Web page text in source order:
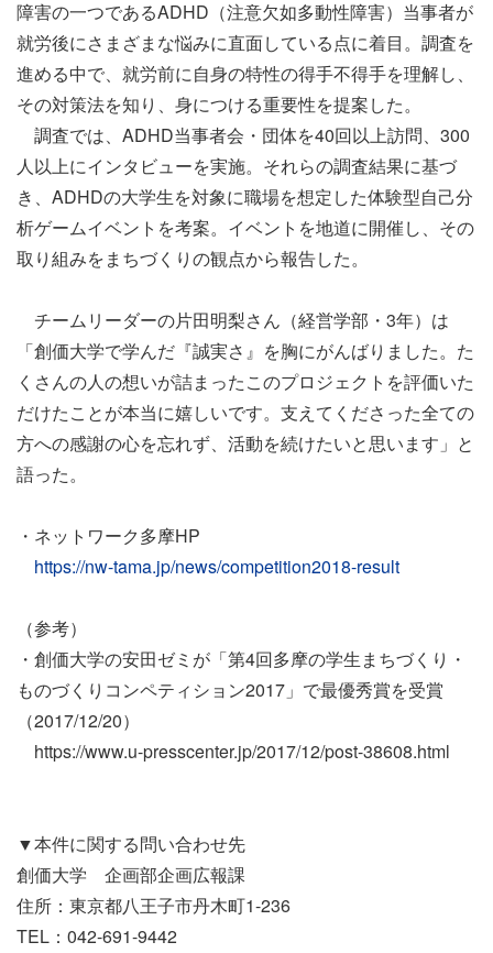
障害の一つであるADHD（注意欠如多動性障害）当事者が
就労後にさまざまな悩みに直面している点に着目。調査を
進める中で、就労前に自身の特性の得手不得手を理解し、
その対策法を知り、身につける重要性を提案した。
調査では、ADHD当事者会・団体を40回以上訪問、300
人以上にインタビューを実施。それらの調査結果に基づ
き、ADHDの大学生を対象に職場を想定した体験型自己分
析ゲームイベントを考案。イベントを地道に開催し、その
取り組みをまちづくりの観点から報告した。
チームリーダーの片田明梨さん（経営学部・3年）は
「創価大学で学んだ『誠実さ』を胸にがんばりました。た
くさんの人の想いが詰まったこのプロジェクトを評価いた
だけたことが本当に嬉しいです。支えてくださった全ての
方への感謝の心を忘れず、活動を続けたいと思います」と
語った。
・ネットワーク多摩HP
https://nw-tama.jp/news/competition2018-result
（参考）
・創価大学の安田ゼミが「第4回多摩の学生まちづくり・
ものづくりコンペティション2017」で最優秀賞を受賞
（2017/12/20）
https://www.u-presscenter.jp/2017/12/post-38608.html
▼本件に関する問い合わせ先
創価大学 企画部企画広報課
住所：東京都八王子市丹木町1-236
TEL：042-691-9442